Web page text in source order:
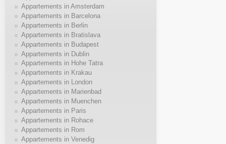
Appartements in Amsterdam
Appartements in Barcelona
Appartements in Berlin
Appartements in Bratislava
Appartements in Budapest
Appartements in Dublin
Appartements in Hohe Tatra
Appartements in Krakau
Appartements in London
Appartements in Marienbad
Appartements in Muenchen
Appartements in Paris
Appartements in Rohace
Appartements in Rom
Appartements in Venedig